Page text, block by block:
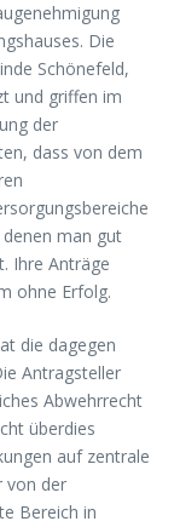
Die
Schönefeld,
und griffen im
der
dass von dem
man gut
Ihre Anträge
ohne Erfolg.
die dagegen
Antragsteller
Abwehrrecht
überdies
auf zentrale
von der
Bereich in